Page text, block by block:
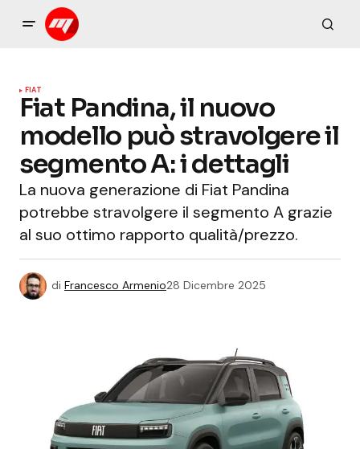
FIAT
Fiat Pandina, il nuovo
modello può stravolgere il
segmento A: i dettagli
La nuova generazione di Fiat Pandina
potrebbe stravolgere il segmento A grazie
al suo ottimo rapporto qualità/prezzo.
di Francesco Armenio28 Dicembre 2025